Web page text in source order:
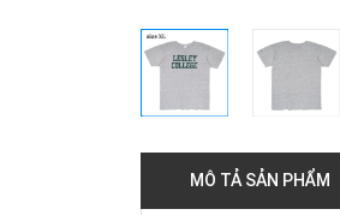
MÔ TẢ SẢN PHẨM